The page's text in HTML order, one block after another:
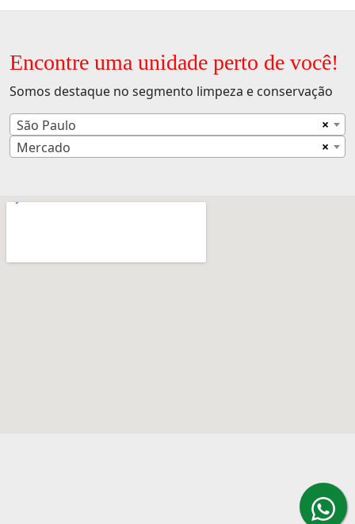
Encontre uma unidade perto de você!
Somos destaque no segmento limpeza e conservação
×
São Paulo
×
Mercado